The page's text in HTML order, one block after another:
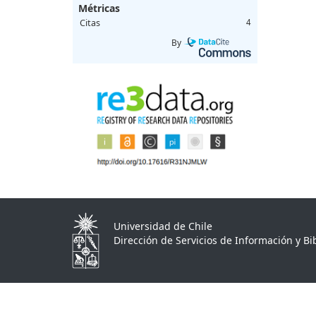
Métricas
Citas 4
By
Universidad de Chile
Dirección de Servicios de Información y